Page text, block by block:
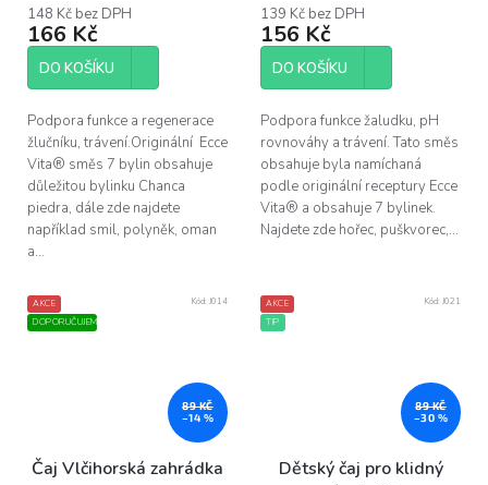
148 Kč bez DPH
166 Kč
DO KOŠÍKU
Podpora funkce a regenerace
žlučníku, trávení.Originální Ecce
Vita® směs 7 bylin obsahuje
důležitou bylinku Chanca
piedra, dále zde najdete
například smil, polyněk, oman
a...
produktu
je
5,0
5
139 Kč bez DPH
156 Kč
DO KOŠÍKU
Podpora funkce žaludku, pH
rovnováhy a trávení. Tato směs
obsahuje byla namíchaná
podle originální receptury Ecce
Vita® a obsahuje 7 bylinek.
Najdete zde hořec, puškvorec,...
AKCE
DOPORUČUJEME
89 KČ
–14 %
Čaj Vlčihorská zahrádka
Kód: J014
AKCE
TIP
89 KČ
–30 %
Dětský čaj pro klidný
Kód: J021